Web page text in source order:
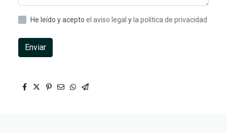
He leído y acepto el aviso legal y la política de privacidad
Enviar